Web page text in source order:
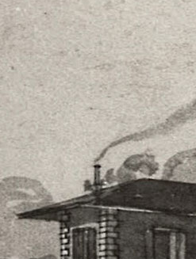
i najveći živući organizmi
brojnim životinjama te
ljudskog identiteta i kulturnog
simbolički, vjerski i povijesni
suša, oluja i požara te zbog
poput sječe i onečišćenja
monumentalnih stabala očuvali,
županiji odredit će se
stanje te obaviti potrebna
svijesti o ovoj važnoj temi,
se edukativne tabele te izradit